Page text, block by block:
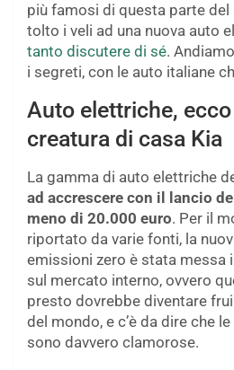
più famosi di questa parte del
tolto i veli ad una nuova auto
tanto discutere di sé.
i segreti, con le auto italiane
Auto elettriche,
creatura di casa Kia
La gamma di auto elettriche
ad accrescere con il lancio
meno di 20.000 euro. Per il
riportato da varie fonti, la
emissioni zero è stata messa
sul mercato interno, ovvero
presto dovrebbe diventare
del mondo, e c’è da dire che
sono davvero clamorose.